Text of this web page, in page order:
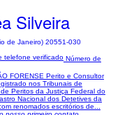
Silveira
de Janeiro) 20551-030
Número de
FORENSE Perito e Consultor
nos Tribunais de
Peritos da Justiça Federal do
Nacional dos Detetives da
renomados escritórios de...